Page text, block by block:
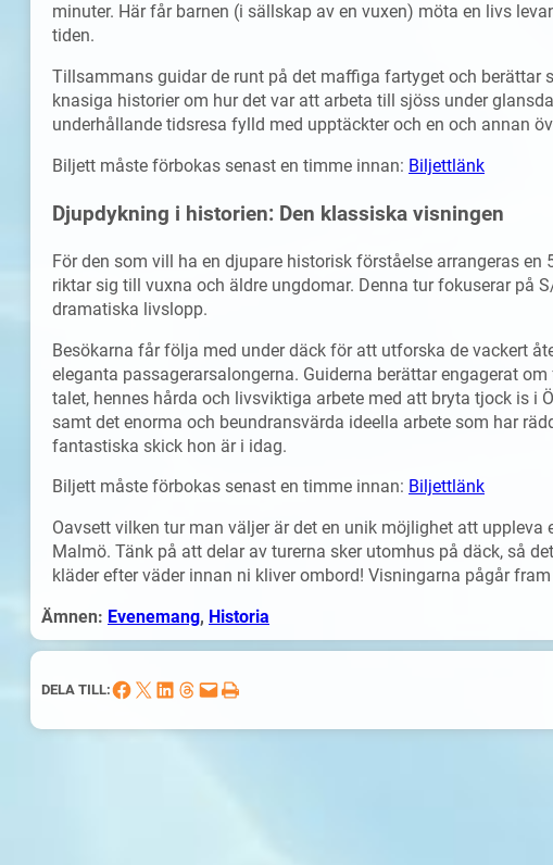
minuter. Här får barnen (i sällskap av en vuxen) möta en livs
tiden.
Tillsammans guidar de runt på det maffiga fartyget och berättar
knasiga historier om hur det var att arbeta till sjöss under
underhållande tidsresa fylld med upptäckter och en och annan
Biljett måste förbokas senast en timme innan: Biljettlänk
Djupdykning i historien: Den klassiska visningen
För den som vill ha en djupare historisk förståelse arrangeras
riktar sig till vuxna och äldre ungdomar. Denna tur fokuserar på
dramatiska livslopp.
Besökarna får följa med under däck för att utforska de vackert
eleganta passagerarsalongerna. Guiderna berättar engagerat
talet, hennes hårda och livsviktiga arbete med att bryta tjock is i
samt det enorma och beundransvärda ideella arbete som har
fantastiska skick hon är i idag.
Biljett måste förbokas senast en timme innan: Biljettlänk
Oavsett vilken tur man väljer är det en unik möjlighet att
Malmö. Tänk på att delar av turerna sker utomhus på däck, så
kläder efter väder innan ni kliver ombord! Visningarna pågår
Ämnen: Evenemang, Historia
DELA TILL:Dela på Facebook Dela på X Dela på LinkedIn Dela på Threads Skicka denna sida med e-post Skriv ut denna sida